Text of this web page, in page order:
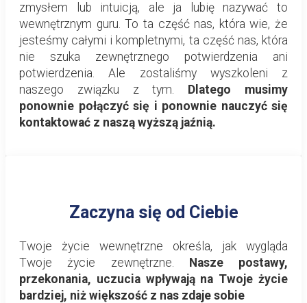
zmysłem lub intuicją, ale ja lubię nazywać to
wewnętrznym guru. To ta część nas, która wie, że
jesteśmy całymi i kompletnymi, ta część nas, która
nie szuka zewnętrznego potwierdzenia ani
potwierdzenia. Ale zostaliśmy wyszkoleni z
naszego związku z tym. Dlatego musimy
ponownie połączyć się i ponownie nauczyć się
kontaktować z naszą wyższą jaźnią.
Zaczyna się od Ciebie
Twoje życie wewnętrzne określa, jak wygląda
Twoje życie zewnętrzne. Nasze postawy,
przekonania, uczucia wpływają na Twoje życie
bardziej, niż większość z nas zdaje sobie